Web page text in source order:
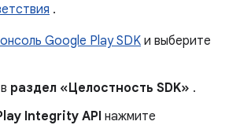
.
Google Play SDKи выберите
раздел «Целостность SDK» .
Integrity API нажмите